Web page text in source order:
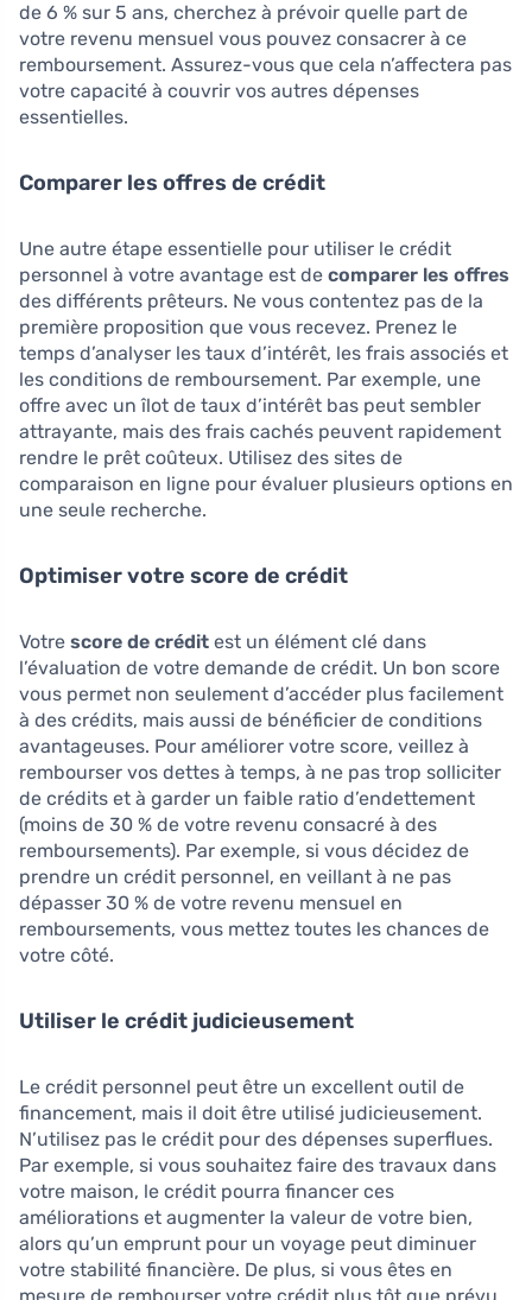
de 6 % sur 5 ans, cherchez à prévoir quelle part de
votre revenu mensuel vous pouvez consacrer à ce
remboursement. Assurez-vous que cela n’affectera pas
votre capacité à couvrir vos autres dépenses
essentielles.
Comparer les offres de crédit
Une autre étape essentielle pour utiliser le crédit
personnel à votre avantage est de comparer les offres
des différents prêteurs. Ne vous contentez pas de la
première proposition que vous recevez. Prenez le
temps d’analyser les taux d’intérêt, les frais associés et
les conditions de remboursement. Par exemple, une
offre avec un îlot de taux d’intérêt bas peut sembler
attrayante, mais des frais cachés peuvent rapidement
rendre le prêt coûteux. Utilisez des sites de
comparaison en ligne pour évaluer plusieurs options en
une seule recherche.
Optimiser votre score de crédit
Votre score de crédit est un élément clé dans
l’évaluation de votre demande de crédit. Un bon score
vous permet non seulement d’accéder plus facilement
à des crédits, mais aussi de bénéficier de conditions
avantageuses. Pour améliorer votre score, veillez à
rembourser vos dettes à temps, à ne pas trop solliciter
de crédits et à garder un faible ratio d’endettement
(moins de 30 % de votre revenu consacré à des
remboursements). Par exemple, si vous décidez de
prendre un crédit personnel, en veillant à ne pas
dépasser 30 % de votre revenu mensuel en
remboursements, vous mettez toutes les chances de
votre côté.
Utiliser le crédit judicieusement
Le crédit personnel peut être un excellent outil de
financement, mais il doit être utilisé judicieusement.
N’utilisez pas le crédit pour des dépenses superflues.
Par exemple, si vous souhaitez faire des travaux dans
votre maison, le crédit pourra financer ces
améliorations et augmenter la valeur de votre bien,
alors qu’un emprunt pour un voyage peut diminuer
votre stabilité financière. De plus, si vous êtes en